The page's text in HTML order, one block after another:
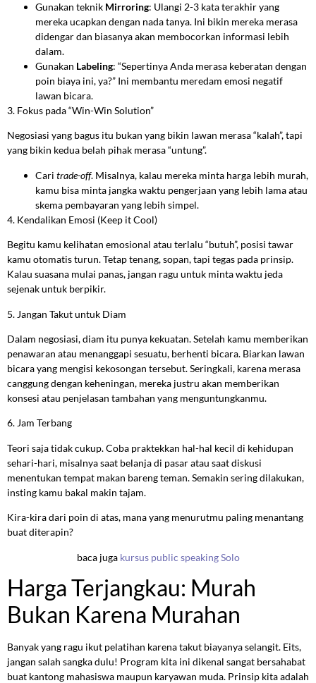
Gunakan teknik Mirroring: Ulangi 2-3 kata terakhir yang
mereka ucapkan dengan nada tanya. Ini bikin mereka merasa
didengar dan biasanya akan membocorkan informasi lebih
dalam.
Gunakan Labeling: “Sepertinya Anda merasa keberatan dengan
poin biaya ini, ya?” Ini membantu meredam emosi negatif
lawan bicara.
3. Fokus pada “Win-Win Solution”
Negosiasi yang bagus itu bukan yang bikin lawan merasa “kalah”, tapi
yang bikin kedua belah pihak merasa “untung”.
Cari trade-off. Misalnya, kalau mereka minta harga lebih murah,
kamu bisa minta jangka waktu pengerjaan yang lebih lama atau
skema pembayaran yang lebih simpel.
4. Kendalikan Emosi (Keep it Cool)
Begitu kamu kelihatan emosional atau terlalu “butuh”, posisi tawar
kamu otomatis turun. Tetap tenang, sopan, tapi tegas pada prinsip.
Kalau suasana mulai panas, jangan ragu untuk minta waktu jeda
sejenak untuk berpikir.
5. Jangan Takut untuk Diam
Dalam negosiasi, diam itu punya kekuatan. Setelah kamu memberikan
penawaran atau menanggapi sesuatu, berhenti bicara. Biarkan lawan
bicara yang mengisi kekosongan tersebut. Seringkali, karena merasa
canggung dengan keheningan, mereka justru akan memberikan
konsesi atau penjelasan tambahan yang menguntungkanmu.
6. Jam Terbang
Teori saja tidak cukup. Coba praktekkan hal-hal kecil di kehidupan
sehari-hari, misalnya saat belanja di pasar atau saat diskusi
menentukan tempat makan bareng teman. Semakin sering dilakukan,
insting kamu bakal makin tajam.
Kira-kira dari poin di atas, mana yang menurutmu paling menantang
buat diterapin?
baca juga kursus public speaking Solo
Harga Terjangkau: Murah
Bukan Karena Murahan
Banyak yang ragu ikut pelatihan karena takut biayanya selangit. Eits,
jangan salah sangka dulu! Program kita ini dikenal sangat bersahabat
buat kantong mahasiswa maupun karyawan muda. Prinsip kita adalah